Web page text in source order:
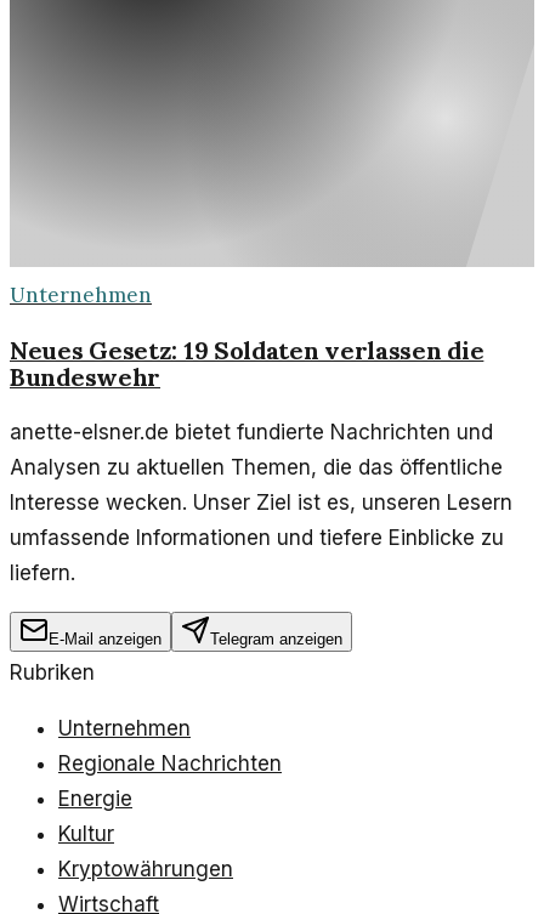
Unternehmen
Neues Gesetz: 19 Soldaten verlassen die
Bundeswehr
anette-elsner.de bietet fundierte Nachrichten und
Analysen zu aktuellen Themen, die das öffentliche
Interesse wecken. Unser Ziel ist es, unseren Lesern
umfassende Informationen und tiefere Einblicke zu
liefern.
E-Mail anzeigen Telegram anzeigen
Rubriken
Unternehmen
Regionale Nachrichten
Energie
Kultur
Kryptowährungen
Wirtschaft